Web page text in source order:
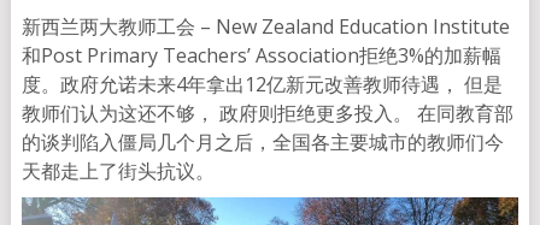
新西兰两大教师工会 – New Zealand Education Institute
和Post Primary Teachers’ Association拒绝3%的加薪幅
度。政府允诺未来4年拿出12亿新元改善教师待遇， 但是
教师们认为这还不够， 政府则拒绝更多投入。 在同教育部
的谈判陷入僵局几个月之后，全国各主要城市的教师们今
天都走上了街头抗议。